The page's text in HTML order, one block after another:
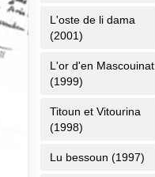
L'oste de li dama
(2001)
L'or d'en Mascouinat
(1999)
Titoun et Vitourina
(1998)
Lu bessoun (1997)